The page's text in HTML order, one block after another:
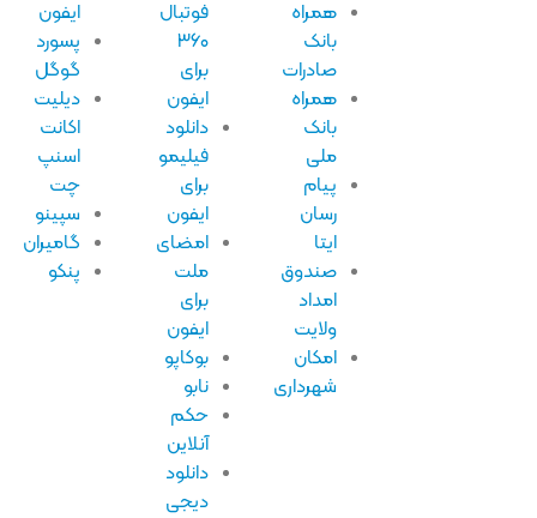
همراه
صادرات
همراه
پیام
رسان
صندوق
امداد
ولایت
امکان
شهرداری
فوتبال
ایفون
دانلود
فیلیمو
ایفون
امضای
ایفون
بوکاپو
نابو
حکم
آنلاین
دانلود
دیجی
ایفون
پسورد
گوگل
دیلیت
اکانت
اسنپ
سپینو
گامیران
پنکو